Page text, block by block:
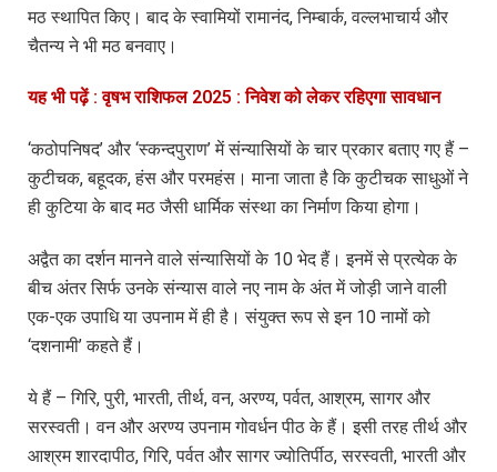
मठ स्थापित किए। बाद के स्वामियों रामानंद, निम्बार्क, वल्लभाचार्य और
चैतन्य ने भी मठ बनवाए।
यह भी पढ़ें : वृषभ राशिफल 2025 : निवेश को लेकर रहिएगा सावधान
‘कठोपनिषद’ और ‘स्कन्दपुराण’ में संन्यासियों के चार प्रकार बताए गए हैं –
कुटीचक, बहूदक, हंस और परमहंस। माना जाता है कि कुटीचक साधुओं ने
ही कुटिया के बाद मठ जैसी धार्मिक संस्था का निर्माण किया होगा।
अद्वैत का दर्शन मानने वाले संन्यासियों के 10 भेद हैं। इनमें से प्रत्येक के
बीच अंतर सिर्फ उनके संन्यास वाले नए नाम के अंत में जोड़ी जाने वाली
एक-एक उपाधि या उपनाम में ही है। संयुक्त रूप से इन 10 नामों को
‘दशनामी’ कहते हैं।
ये हैं – गिरि, पुरी, भारती, तीर्थ, वन, अरण्य, पर्वत, आश्रम, सागर और
सरस्वती। वन और अरण्य उपनाम गोवर्धन पीठ के हैं। इसी तरह तीर्थ और
आश्रम शारदापीठ, गिरि, पर्वत और सागर ज्योतिर्पीठ, सरस्वती, भारती और